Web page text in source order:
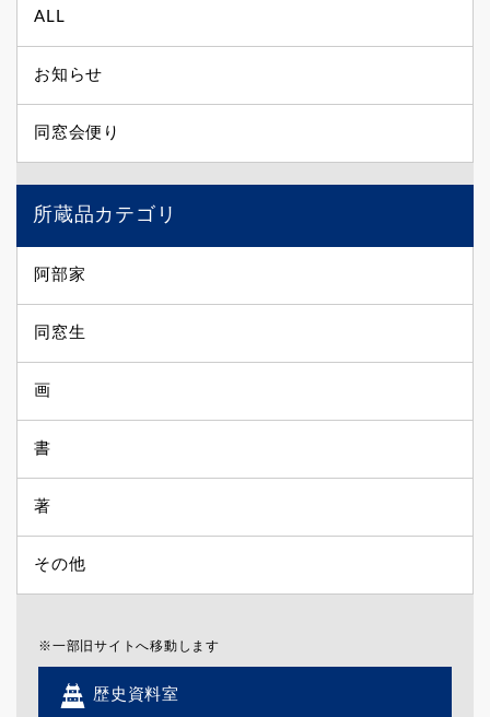
ALL
お知らせ
同窓会便り
所蔵品カテゴリ
阿部家
同窓生
画
書
著
その他
※一部旧サイトへ移動します
歴史資料室